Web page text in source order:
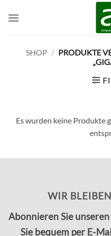
Inhalt
SHOP / PRODUKTE
Es wurden keine Produkte
WIR
Abonnieren Sie
Sie bequem per E-